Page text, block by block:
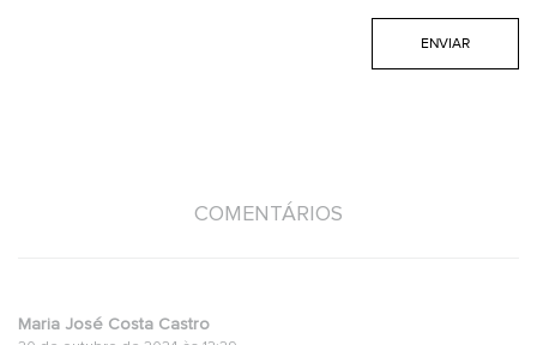
COMENTÁRIOS
Maria José Costa Castro